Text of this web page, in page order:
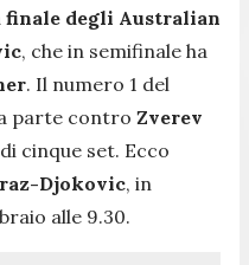
finale degli Australian
, che in semifinale ha
. Il numero 1 del
parte contro Zverev
cinque set. Ecco
Djokovic, in
alle 9.30.